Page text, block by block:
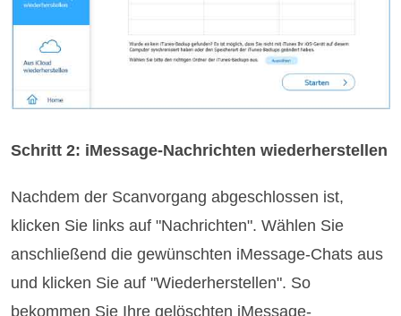
Schritt 2: iMessage-Nachrichten wiederherstellen
Nachdem der Scanvorgang abgeschlossen ist,
klicken Sie links auf "Nachrichten". Wählen Sie
anschließend die gewünschten iMessage-Chats aus
und klicken Sie auf "Wiederherstellen". So
bekommen Sie Ihre gelöschten iMessage-